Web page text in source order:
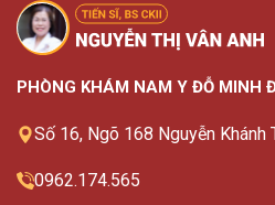
PHÒNG KHÁM NAM Y ĐỖ MINH
Số 16, Ngõ 168 Nguyễn Khánh
0962.174.565